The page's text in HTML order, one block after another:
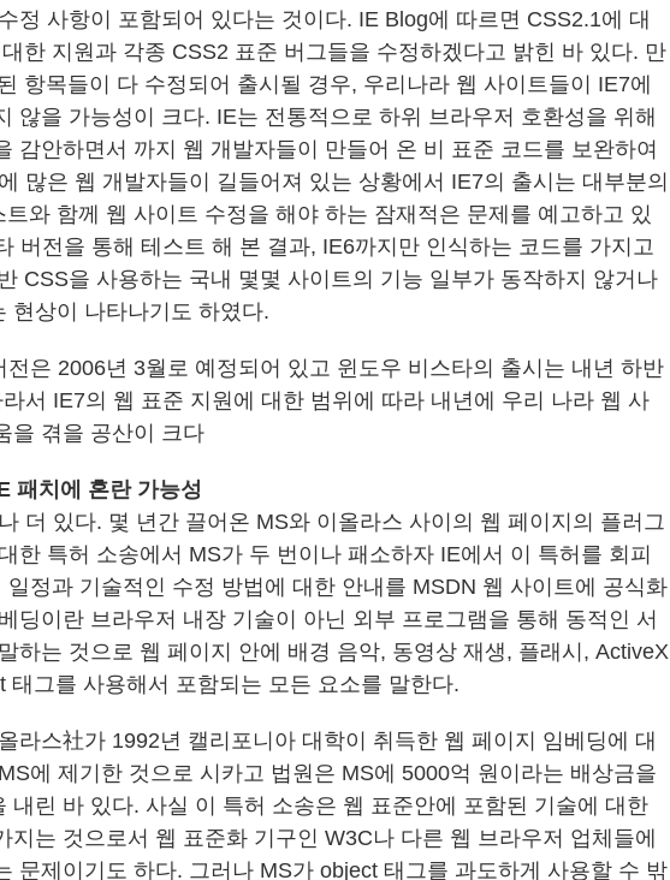
정 사항이 포함되어 있다는 것이다. IE Blog에 따르면 CSS2.1에 대
한 지원과 각종 CSS2 표준 버그들을 수정하겠다고 밝힌 바 있다. 만
항목들이 다 수정되어 출시될 경우, 우리나라 웹 사이트들이 IE7에
않을 가능성이 크다. IE는 전통적으로 하위 브라우저 호환성을 위해
감안하면서 까지 웹 개발자들이 만들어 온 비 표준 코드를 보완하여
많은 웹 개발자들이 길들어져 있는 상황에서 IE7의 출시는 대부분의
와 함께 웹 사이트 수정을 해야 하는 잠재적은 문제를 예고하고 있
버전을 통해 테스트 해 본 결과, IE6까지만 인식하는 코드를 가지고
CSS을 사용하는 국내 몇몇 사이트의 기능 일부가 동작하지 않거나
현상이 나타나기도 하였다.
전은 2006년 3월로 예정되어 있고 윈도우 비스타의 출시는 내년 하반
서 IE7의 웹 표준 지원에 대한 범위에 따라 내년에 우리 나라 웹 사
을 겪을 공산이 크다
패치에 혼란 가능성
더 있다. 몇 년간 끌어온 MS와 이올라스 사이의 웹 페이지의 플러그
한 특허 소송에서 MS가 두 번이나 패소하자 IE에서 이 특허를 회피
일정과 기술적인 수정 방법에 대한 안내를 MSDN 웹 사이트에 공식화
딩이란 브라우저 내장 기술이 아닌 외부 프로그램을 통해 동적인 서
하는 것으로 웹 페이지 안에 배경 음악, 동영상 재생, 플래시, ActiveX
태그를 사용해서 포함되는 모든 요소를 말한다.
라스社가 1992년 캘리포니아 대학이 취득한 웹 페이지 임베딩에 대
에 제기한 것으로 시카고 법원은 MS에 5000억 원이라는 배상금을
내린 바 있다. 사실 이 특허 소송은 웹 표준안에 포함된 기술에 대한
지는 것으로서 웹 표준화 기구인 W3C나 다른 웹 브라우저 업체들에
문제이기도 하다. 그러나 MS가 object 태그를 과도하게 사용할 수 밖